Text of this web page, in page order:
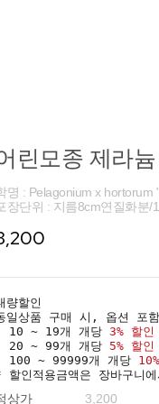
린모종 제라
명 : Pelagonium x hortorum
장단위 : 지름8cm연질화분/
량할인
일상품 구매 시, 옵션 포함
10 ~ 19개 개당 3% 할인
20 ~ 99개 개당 5% 할인
100 ~ 99999개 개당
할인적용금액은 장바구니에
상가 3,200